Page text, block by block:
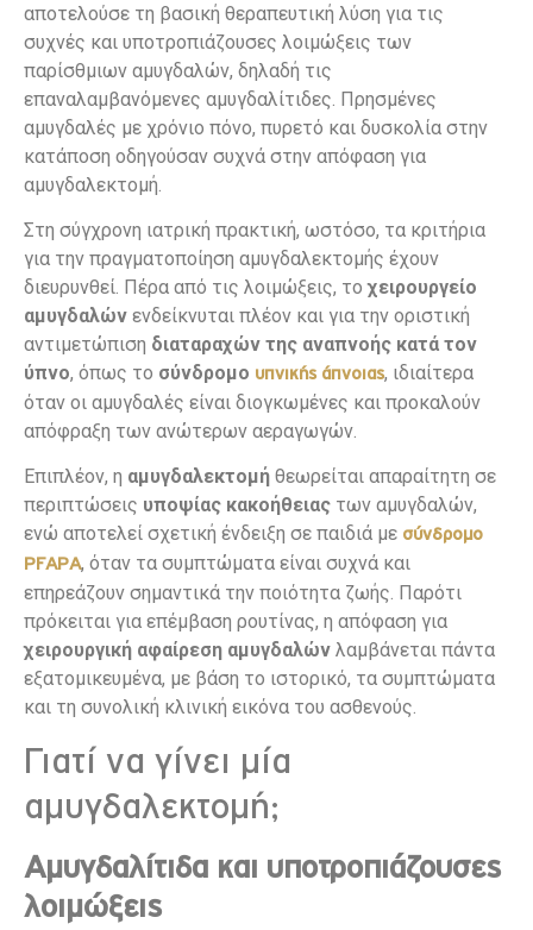
αποτελούσε τη βασική θεραπευτική λύση για τις
συχνές και υποτροπιάζουσες λοιμώξεις των
παρίσθμιων αμυγδαλών, δηλαδή τις
επαναλαμβανόμενες αμυγδαλίτιδες. Πρησμένες
αμυγδαλές με χρόνιο πόνο, πυρετό και δυσκολία στην
κατάποση οδηγούσαν συχνά στην απόφαση για
αμυγδαλεκτομή.
Στη σύγχρονη ιατρική πρακτική, ωστόσο, τα κριτήρια
για την πραγματοποίηση αμυγδαλεκτομής έχουν
διευρυνθεί. Πέρα από τις λοιμώξεις, τοχειρουργείο
αμυγδαλών ενδείκνυται πλέον και για την οριστική
αντιμετώπιση διαταραχών της αναπνοής κατά τον
ύπνο, όπως το σύνδρομο υπνικής άπνοιας, ιδιαίτερα
όταν οι αμυγδαλές είναι διογκωμένες και προκαλούν
απόφραξη των ανώτερων αεραγωγών.
Επιπλέον, η αμυγδαλεκτομή θεωρείται απαραίτητη σε
περιπτώσεις υποψίας κακοήθειας των αμυγδαλών,
ενώ αποτελεί σχετική ένδειξη σε παιδιά με σύνδρομο
PFAPA, όταν τα συμπτώματα είναι συχνά και
επηρεάζουν σημαντικά την ποιότητα ζωής. Παρότι
πρόκειται για επέμβαση ρουτίνας, η απόφαση για
χειρουργική αφαίρεση αμυγδαλών λαμβάνεται πάντα
εξατομικευμένα, με βάση το ιστορικό, τα συμπτώματα
και τη συνολική κλινική εικόνα του ασθενούς.
Γιατί να γίνει μία
αμυγδαλεκτομή;
Αμυγδαλίτιδα και υποτροπιάζουσες
λοιμώξεις